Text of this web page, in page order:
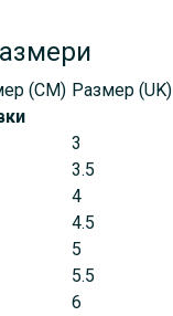
(CM) Размер (UK)
3
3.5
4
4.5
5
5.5
6